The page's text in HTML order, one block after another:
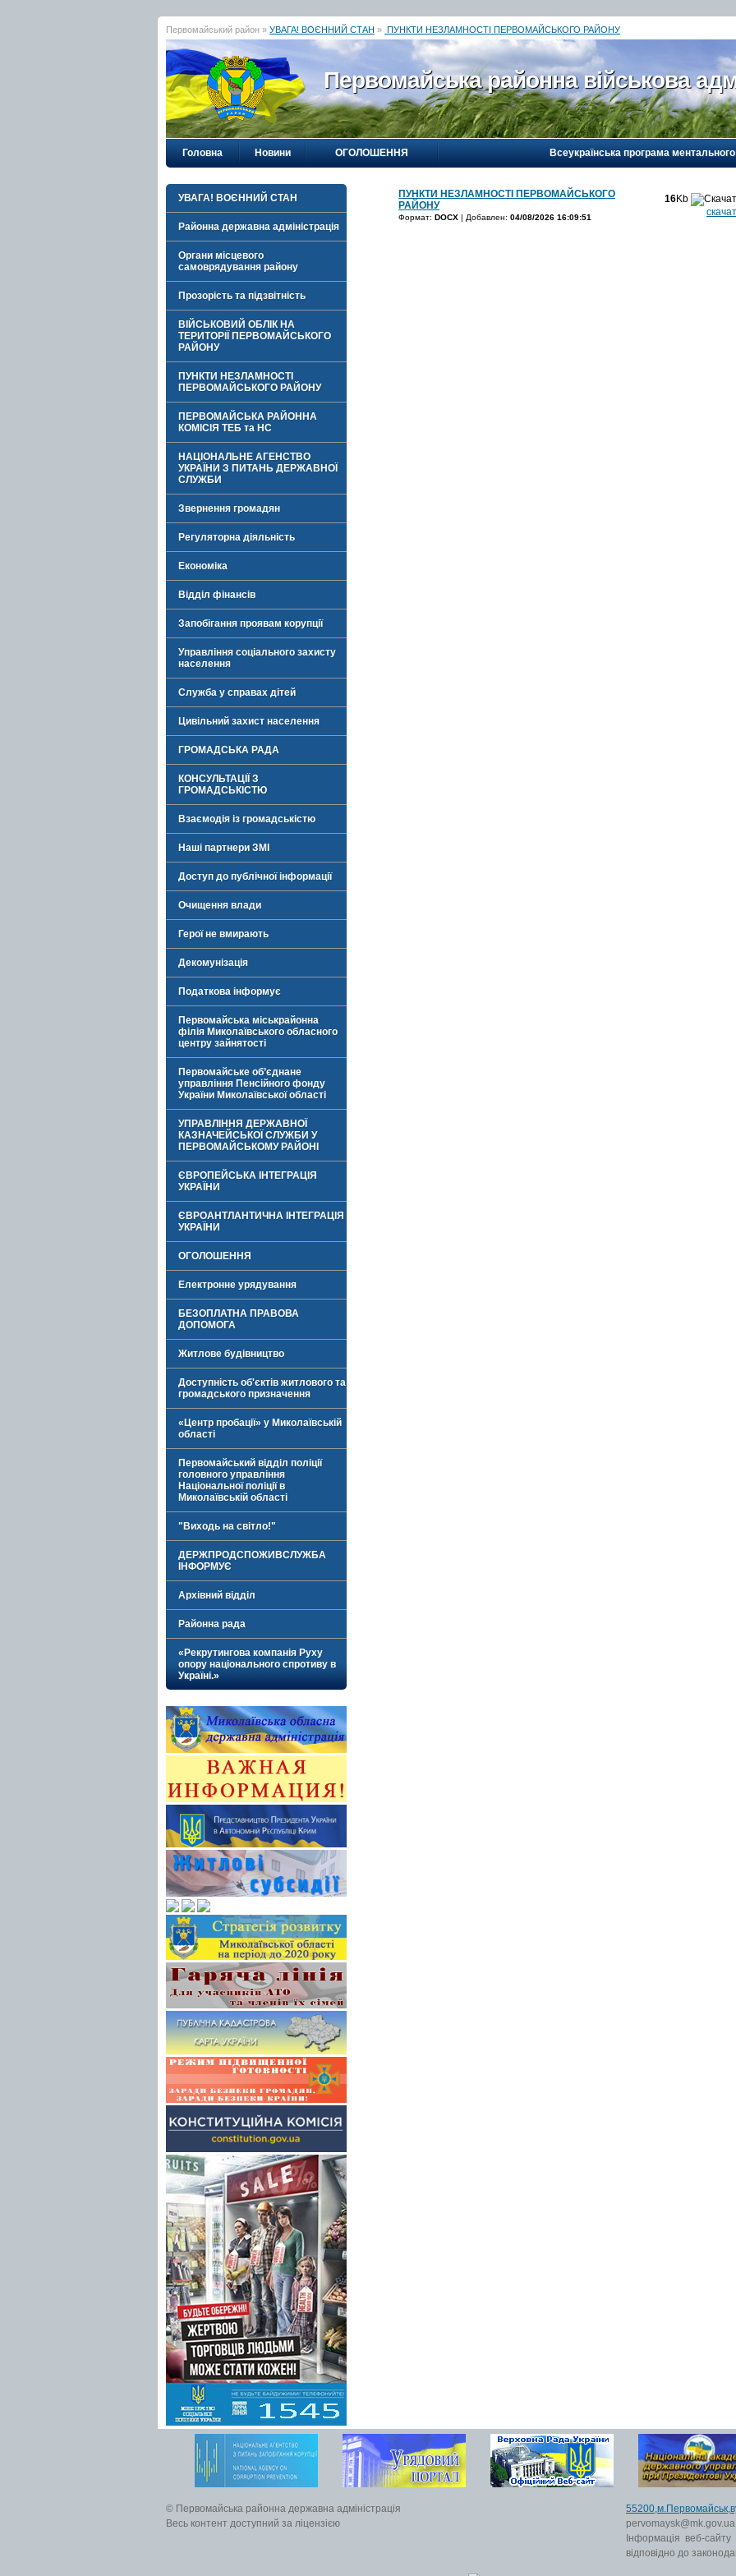
Первомайський район » УВАГА! ВОЄННИЙ СТАН » ПУНКТИ НЕЗЛАМНОСТІ ПЕРВОМАЙСЬКОГО РАЙОНУ
Первомайська районна військова
Головна Новини ОГОЛОШЕННЯ Всеукраїнська програма
УВАГА! ВОЄННИЙ СТАН
Районна державна адміністрація
Органи місцевого
самоврядування району
Прозорість та підзвітність
ВІЙСЬКОВИЙ ОБЛІК НА
ТЕРИТОРІЇ ПЕРВОМАЙСЬКОГО
РАЙОНУ
ПУНКТИ НЕЗЛАМНОСТІ
ПЕРВОМАЙСЬКОГО РАЙОНУ
ПЕРВОМАЙСЬКА РАЙОННА
КОМІСІЯ ТЕБ та НС
НАЦІОНАЛЬНЕ АГЕНСТВО
УКРАЇНИ З ПИТАНЬ ДЕРЖАВНОЇ
СЛУЖБИ
Звернення громадян
Регуляторна діяльність
Економіка
Відділ фінансів
Запобігання проявам корупції
Управління соціального захисту
населення
Служба у справах дітей
Цивільний захист населення
ГРОМАДСЬКА РАДА
КОНСУЛЬТАЦІЇ З
ГРОМАДСЬКІСТЮ
Взаємодія із громадськістю
Наші партнери ЗМІ
Доступ до публічної інформації
Очищення влади
Герої не вмирають
Декомунізація
Податкова інформує
Первомайська міськрайонна
філія Миколаївського обласного
центру зайнятості
Первомайське об’єднане
управління Пенсійного фонду
України Миколаївської області
УПРАВЛІННЯ ДЕРЖАВНОЇ
КАЗНАЧЕЙСЬКОЇ СЛУЖБИ У
ПЕРВОМАЙСЬКОМУ РАЙОНІ
ЄВРОПЕЙСЬКА ІНТЕГРАЦІЯ
УКРАЇНИ
ЄВРОАНТЛАНТИЧНА ІНТЕГРАЦІЯ
УКРАЇНИ
ОГОЛОШЕННЯ
Електронне урядування
БЕЗОПЛАТНА ПРАВОВА
ДОПОМОГА
Житлове будівництво
Доступність об'єктів житлового та
громадського призначення
«Центр пробації» у Миколаївській
області
Первомайський відділ поліції
головного управління
Національної поліції в
Миколаївській області
"Виходь на світло!"
ДЕРЖПРОДСПОЖИВСЛУЖБА
ІНФОРМУЄ
Архівний відділ
Районна рада
«Рекрутингова компанія Руху
опору національного спротиву в
Україні.»
ПУНКТИ НЕЗЛАМНОСТІ ПЕРВОМАЙСЬКОГО
РАЙОНУ
Формат: DOCX | Добавлен: 04/08/2026 16:09:51
16Kb
© Первомайська районна державна адміністрація
Весь контент доступний за ліцензією
pervomaysk@mk.gov.ua
Інформація веб-
відповідно до